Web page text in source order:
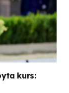
kurs: